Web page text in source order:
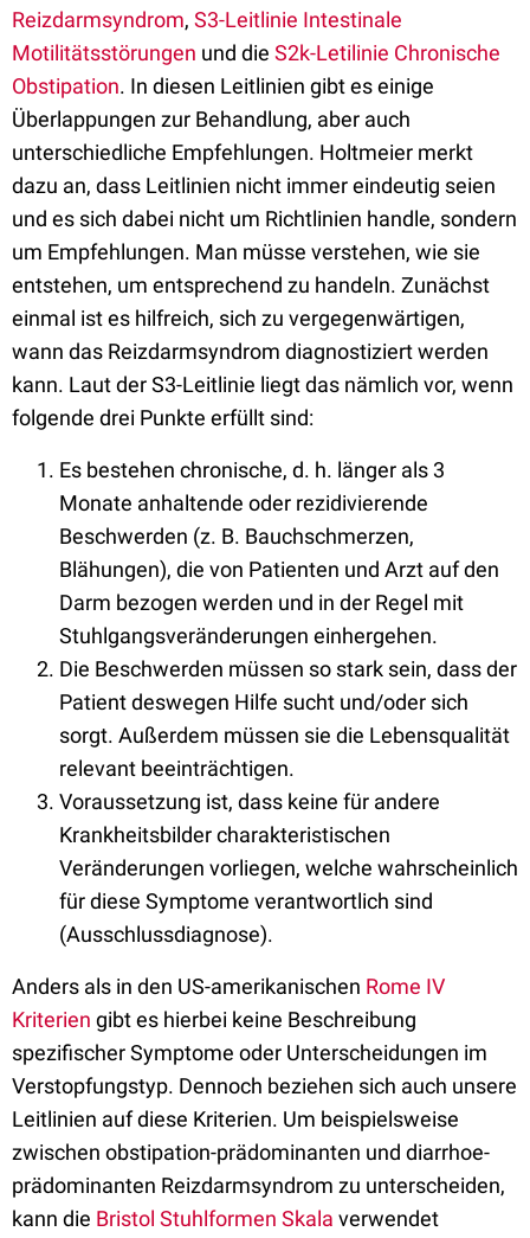
Reizdarmsyndrom, S3-Leitlinie Intestinale
Motilitätsstörungen und die S2k-Letilinie Chronische
Obstipation. In diesen Leitlinien gibt es einige
Überlappungen zur Behandlung, aber auch
unterschiedliche Empfehlungen. Holtmeier merkt
dazu an, dass Leitlinien nicht immer eindeutig seien
und es sich dabei nicht um Richtlinien handle, sondern
um Empfehlungen. Man müsse verstehen, wie sie
entstehen, um entsprechend zu handeln. Zunächst
einmal ist es hilfreich, sich zu vergegenwärtigen,
wann das Reizdarmsyndrom diagnostiziert werden
kann. Laut der S3-Leitlinie liegt das nämlich vor, wenn
folgende drei Punkte erfüllt sind:
Es bestehen chronische, d. h. länger als 3
Monate anhaltende oder rezidivierende
Beschwerden (z. B. Bauchschmerzen,
Blähungen), die von Patienten und Arzt auf den
Darm bezogen werden und in der Regel mit
Stuhlgangsveränderungen einhergehen.
Die Beschwerden müssen so stark sein, dass der
Patient deswegen Hilfe sucht und/oder sich
sorgt. Außerdem müssen sie die Lebensqualität
relevant beeinträchtigen.
Voraussetzung ist, dass keine für andere
Krankheitsbilder charakteristischen
Veränderungen vorliegen, welche wahrscheinlich
für diese Symptome verantwortlich sind
(Ausschlussdiagnose).
Anders als in den US-amerikanischen Rome IV
Kriterien gibt es hierbei keine Beschreibung
spezifischer Symptome oder Unterscheidungen im
Verstopfungstyp. Dennoch beziehen sich auch unsere
Leitlinien auf diese Kriterien. Um beispielsweise
zwischen obstipation-prädominanten und diarrhoe-
prädominanten Reizdarmsyndrom zu unterscheiden,
kann die Bristol Stuhlformen Skala verwendet